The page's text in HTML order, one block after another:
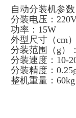
自动分装机参
分装电压：
功率：15W
外型尺寸（cm
分装范围（g）
分装速度：10-
分装精度：
整机重量：60kg